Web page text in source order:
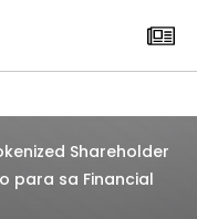
Shareholder
para sa Financial